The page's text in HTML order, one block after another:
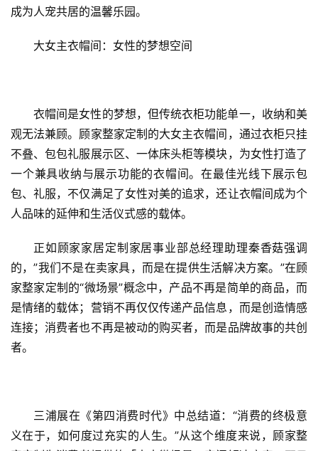
专
题
汽
车
能
源
登录
成为人宠共居的温馨乐园。
大女主衣帽间：女性的梦想空间
衣帽间是女性的梦想，但传统衣柜功能单一，收纳和美
观无法兼顾。顾家整家定制的大女主衣帽间，通过衣柜只挂
不叠、包包礼服展示区、一体床头柜等模块，为女性打造了
一个兼具收纳与展示功能的衣帽间。在最佳光线下展示包
包、礼服，不仅满足了女性对美的追求，还让衣帽间成为个
人品味的延伸和生活仪式感的载体。
正如顾家家居定制家居事业部总经理助理秦香菇强调
的，”我们不是在卖家具，而是在提供生活解决方案。”在顾
家整家定制的“微场景”概念中，产品不再是简单的商品，而
是情绪的载体；营销不再仅仅传递产品信息，而是创造情感
连接；消费者也不再是被动的购买者，而是品牌故事的共创
者。
三浦展在《第四消费时代》中总结道：“消费的终极意
义在于，如何度过充实的人生。”从这个维度来说，顾家整